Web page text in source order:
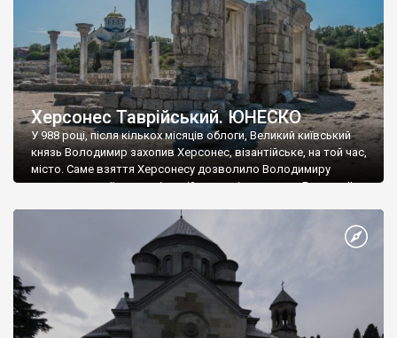
Херсонес Таврійський. ЮНЕСКО
У 988 році, після кількох місяців облоги, Великий київський
князь Володимир захопив Херсонес, візантійське, на той час,
місто. Саме взяття Херсонесу дозволило Володимиру
диктувати свої умови візантійському імператору Василю ІІ, та
Херсонесі Володимир-язичник, став Василем-християнином.
А потім було Хрещення Русі. На честь Херсонесу Таврійського